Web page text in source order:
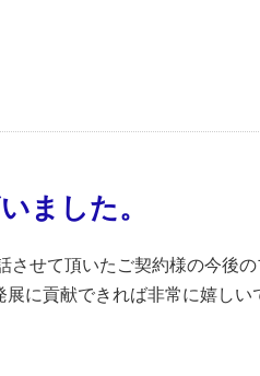
ました。
させて頂いたご契約様の今後
展に貢献できれば非常に嬉し